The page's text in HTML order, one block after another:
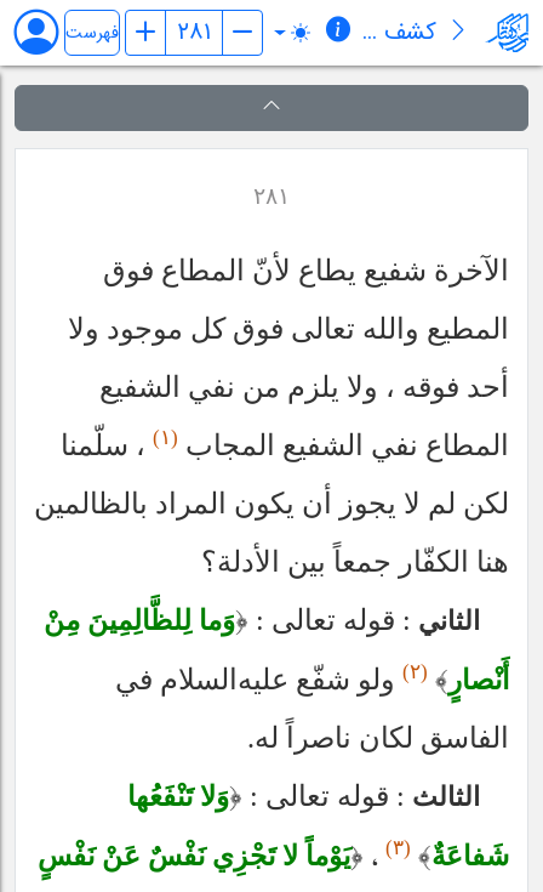
کشف المراد في شرح تجرید الإعتقاد (قسم الإلهیات) فهرست
٢٨١
الآخرة شفيع يطاع لأنّ المطاع فوق
المطيع والله تعالى فوق كل موجود ولا
أحد فوقه ، ولا يلزم من نفي الشفيع
المطاع نفي الشفيع المجاب (١)
، سلّمنا
لكن لم لا يجوز أن يكون المراد بالظالمين
هنا الكفّار جمعاً بين الأدلة؟
الثاني : قوله تعالى : ﴿وَما لِلظَّالِمِينَ مِنْ
أَنْصارٍ ﴾ (٢) ولو شفّع عليه‌السلام في
الفاسق لكان ناصراً له.
الثالث : قوله تعالى : ﴿وَلا تَنْفَعُها
شَفاعَةٌ﴾ (٣) ، ﴿يَوْماً لا تَجْزِي نَفْسٌ عَنْ نَفْسٍ